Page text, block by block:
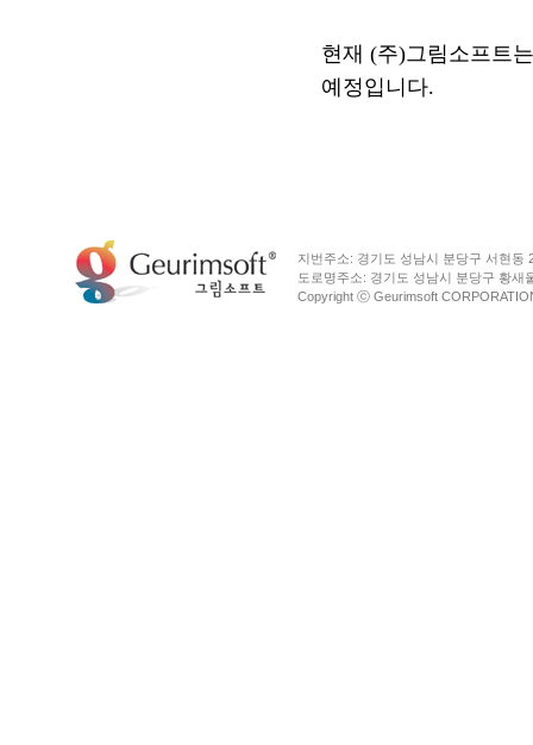
현재 (주)그림소프트
예정입니다.
지번주소: 경기도 성남시 분당구 서현동
도로명주소: 경기도 성남시 분당구 황
Copyright ⓒ Geurimsoft